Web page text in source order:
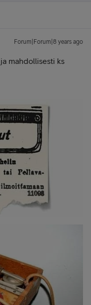
Forum|Forum|8 years ago
mahdollisesti ks